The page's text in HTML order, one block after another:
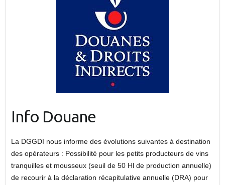
Info Douane
La DGGDI nous informe des évolutions suivantes à destination
des opérateurs : Possibilité pour les petits producteurs de vins
tranquilles et mousseux (seuil de 50 Hl de production annuelle)
de recourir à la déclaration récapitulative annuelle (DRA) pour